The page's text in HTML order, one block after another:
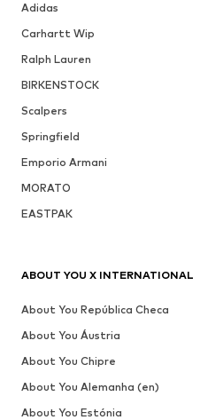
Adidas
Carhartt Wip
Ralph Lauren
BIRKENSTOCK
Scalpers
Springfield
Emporio Armani
MORATO
EASTPAK
ABOUT YOU X INTERNATIONAL
About You República Checa
About You Áustria
About You Chipre
About You Alemanha (en)
About You Estónia